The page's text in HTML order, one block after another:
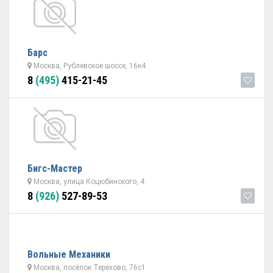
Барс
Москва, Рублевское шоссе, 16к4
8 (495)415-21-45
Бигс-Мастер
Москва, улица Коцюбинского, 4
8 (926) 527-89-53
Вольные Механики
Москва, посёлок Терехово, 76с1